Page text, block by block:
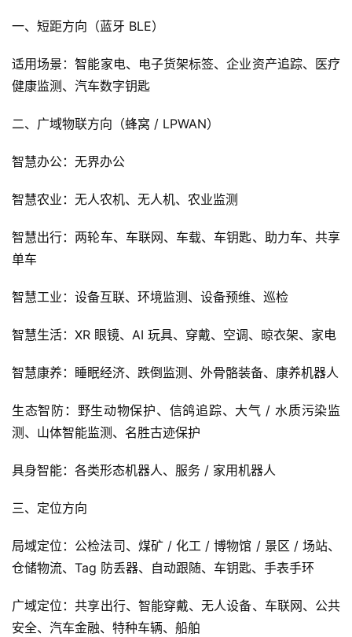
一、短距方向（蓝牙 BLE）
适用场景：智能家电、电子货架标签、企业资产追踪、医疗
健康监测、汽车数字钥匙
二、广域物联方向（蜂窝 / LPWAN）
智慧办公：无界办公
智慧农业：无人农机、无人机、农业监测
智慧出行：两轮车、车联网、车载、车钥匙、助力车、共享
单车
智慧工业：设备互联、环境监测、设备预维、巡检
智慧生活：XR 眼镜、AI 玩具、穿戴、空调、晾衣架、家电
智慧康养：睡眠经济、跌倒监测、外骨骼装备、康养机器人
生态智防：野生动物保护、信鸽追踪、大气 / 水质污染监
测、山体智能监测、名胜古迹保护
具身智能：各类形态机器人、服务 / 家用机器人
三、定位方向
局域定位：公检法司、煤矿 / 化工 / 博物馆 / 景区 / 场站、
仓储物流、Tag 防丢器、自动跟随、车钥匙、手表手环
广域定位：共享出行、智能穿戴、无人设备、车联网、公共
安全、汽车金融、特种车辆、船舶